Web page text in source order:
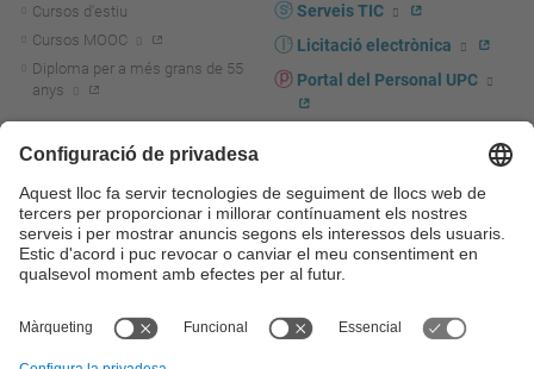
Cursos d'estiu
Cursos MOOC
Diploma per a més grans de 55
anys
Actualitat R+D+I
La recerca a la UPC
La transferència, l'emprenedoria i
la innovació a la UPC
Foment i suport a la recerca
transferència, l'emprenedoria i la
Serveis TIC
Licitació electrònica
Portal del Personal UPC
UPCshop, marxandatge
Sala de premsa
Seguretat i salut
Autoprotecció i emergències